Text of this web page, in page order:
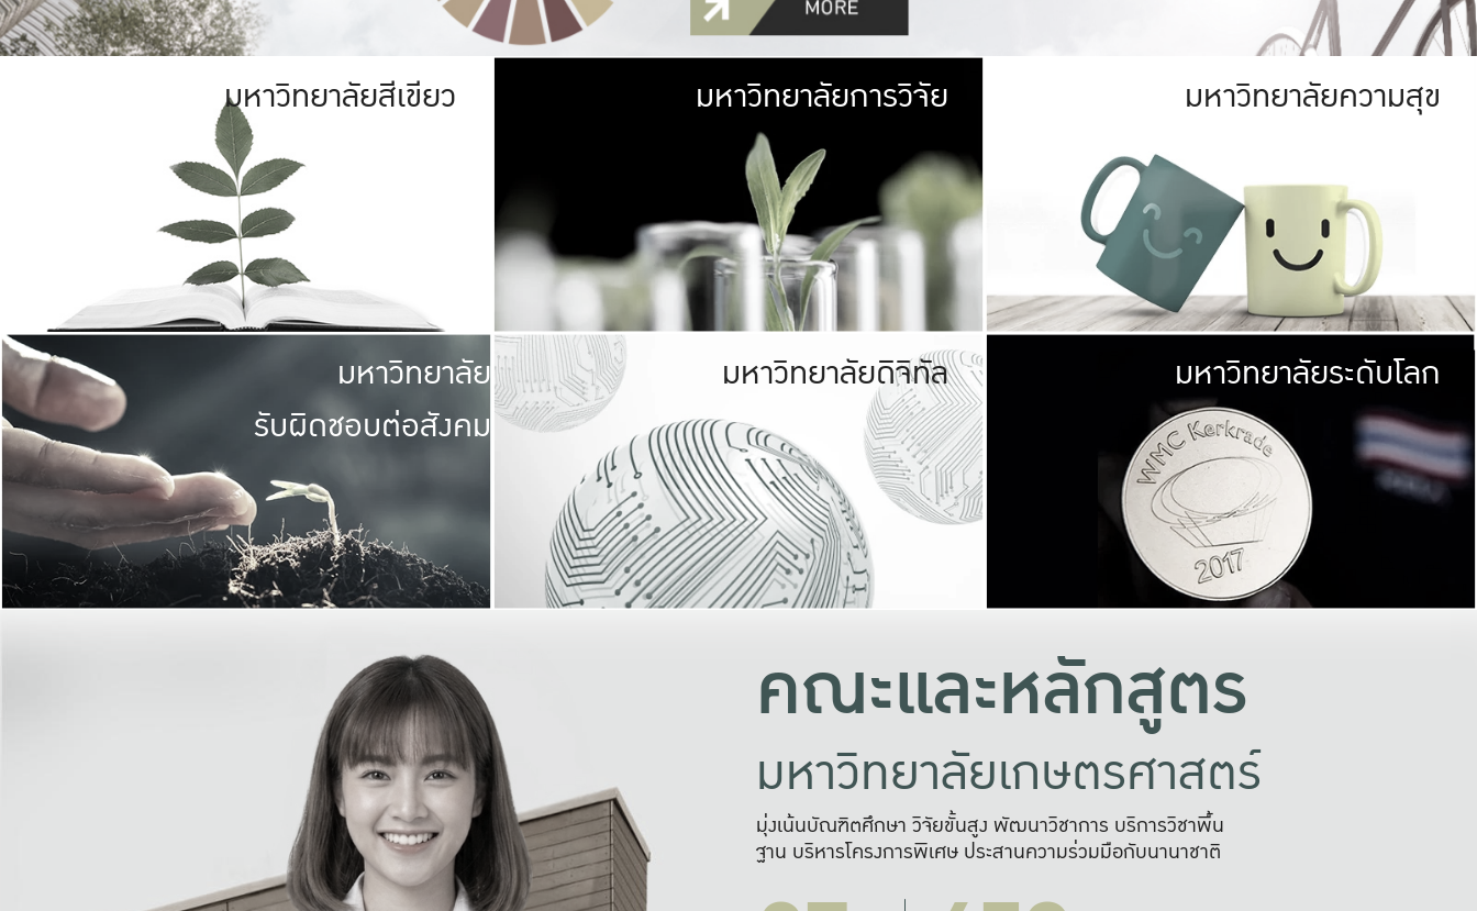
มหาวิทยาลัยสีเขียว มหาวิทยาลัย
เกษตรศาสตร์ มีพื้นที่เขียวสดใส หนาแน่น
เป็นป่าในเมือง (URBAN FOREST)
เกษตรในเมือง (URBAN AGRICULTURE)
ที่นับรวมกันได้ประมาณ 1,400 ไร่
มหาวิทยาลัยการวิจัย มหาวิทยาลัย
ให้กับประชาชน
มหาวิทยาลัยความสุข
มหาวิทยาลัย
รับผิดชอบต่อสังคม
มหาวิทยาลัยรับผิดชอบต่อสังคม
ร่วมมือกับชุมชน เพื่อความกินดีอยู่ดี
และความสุขอย่างยั่งยืน
มองปัญหาในภาพกว้าง
แก้ไขจากปัญหาจุดเล็กๆ
มหาวิทยาลัยดิจิทัล มหาวิทยา
พร้อมที่จ
และผลักดันในการใช้ระบบส
เพื่อการทำงานแ
มหาวิทยาลัยระดับโลก
คณะและหลักสูตร
มหาวิทยาลัยเกษตรศาสตร์
มุ่งเน้นบัณฑิตศึกษา วิจัยขั้นสูง พัฒนาวิชาการ บริการวิชาพื้น
ฐาน บริหารโครงการพิเศษ ประสานความร่วมมือกับนานาชาติ